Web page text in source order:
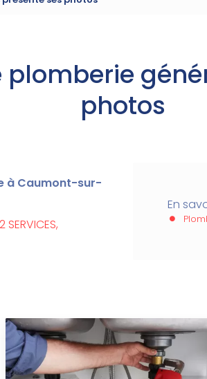
photos
à Caumont-sur-
SERVICES,
En